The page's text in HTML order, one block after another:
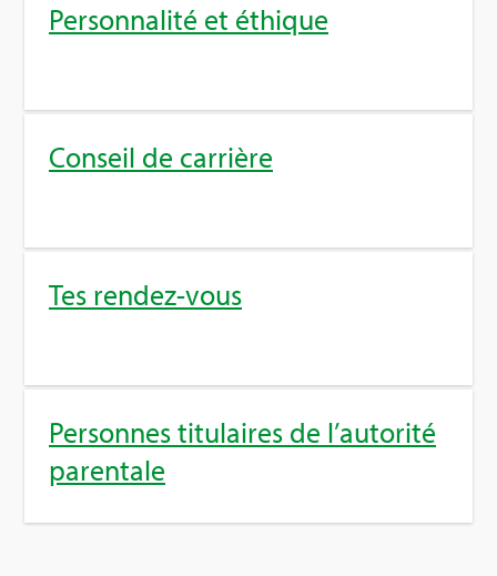
Per­son­na­lité et éthique
Conseil de car­rière
Tes ren­dez-vous
Per­sonnes titu­laires de l’au­to­rité
paren­tale